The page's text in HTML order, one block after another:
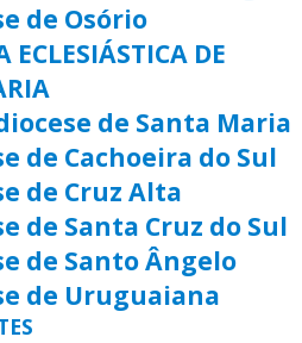
de Osório
ECLESIÁSTICA DE
de Santa Maria
de Cachoeira do Sul
de Cruz Alta
de Santa Cruz do Sul
de Santo Ângelo
de Uruguaiana